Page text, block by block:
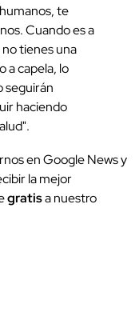
te
Cuando es a
tienes una
a capela, lo
seguirán
haciendo
en Google News y
la mejor
gratisa nuestro